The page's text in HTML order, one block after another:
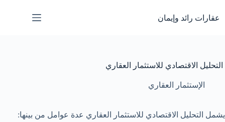
المحتوى
عقارات رائد وإيمان
التحليل الاقتصادي للاستثمار العقاري
الإستثمار العقاري
يشمل التحليل الاقتصادي للاستثمار العقاري عدة عوامل من بينها: